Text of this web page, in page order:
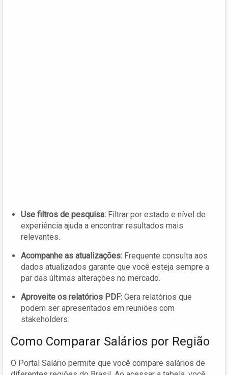
Use filtros de pesquisa: Filtrar por estado e nível de
experiência ajuda a encontrar resultados mais
relevantes.
Acompanhe as atualizações: Frequente consulta aos
dados atualizados garante que você esteja sempre a
par das últimas alterações no mercado.
Aproveite os relatórios PDF: Gera relatórios que
podem ser apresentados em reuniões com
stakeholders.
Como Comparar Salários por Região
O Portal Salário permite que você compare salários de